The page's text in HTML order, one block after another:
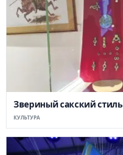
Звериный сакский стиль
КУЛЬТУРА